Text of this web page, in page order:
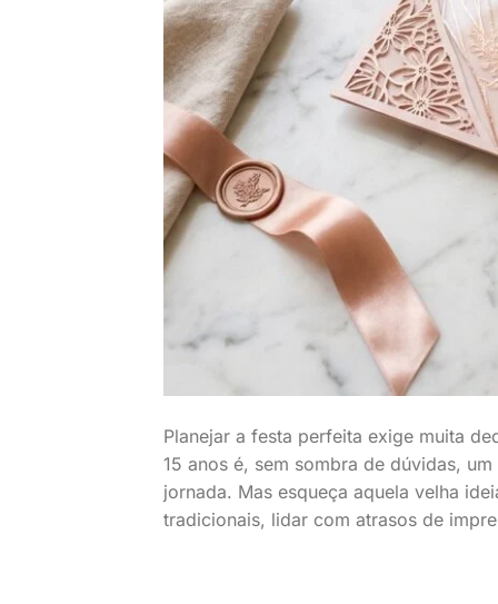
Planejar a festa perfeita exige muita
15 anos é, sem sombra de dúvidas,
jornada. Mas esqueça aquela velha
tradicionais, lidar com atrasos de